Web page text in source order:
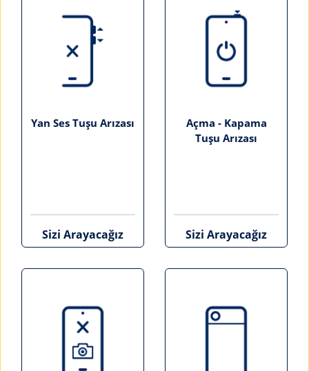
Yan Ses Tuşu Arızası
Sizi Arayacağız
Açma - Kapama
Tuşu Arızası
Sizi Arayacağız